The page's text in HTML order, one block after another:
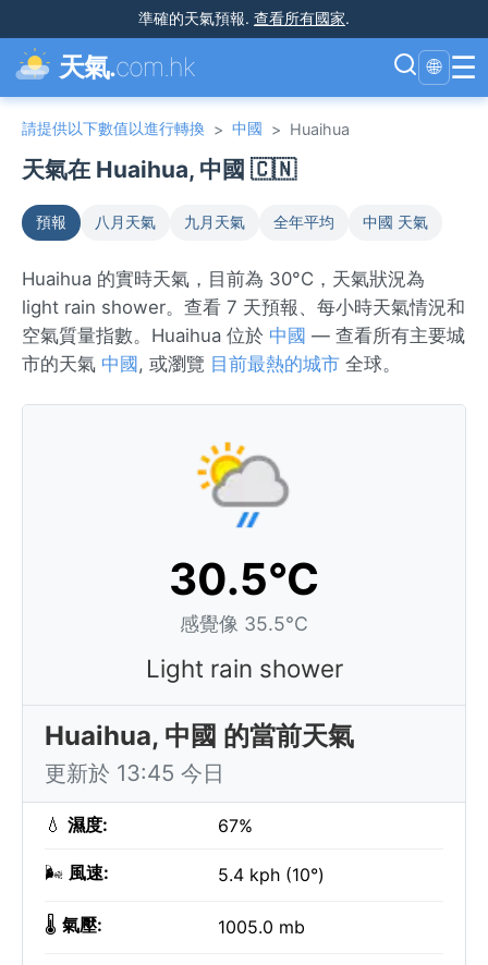
準確的天氣預報. 查看所有國家.
天氣.com.hk 🌐 ☰
請提供以下數值以進行轉換 > 中國 > Huaihua
天氣在 Huaihua, 中國 🇨🇳
預報 八月天氣 九月天氣 全年平均 中國 天氣
Huaihua 的實時天氣，目前為 30°C，天氣狀況為
light rain shower。查看 7 天預報、每小時天氣情況和
空氣質量指數。Huaihua 位於 中國 — 查看所有主要城
市的天氣 中國 , 或瀏覽 目前最熱的城市 全球。
30.5°C
感覺像 35.5°C
Light rain shower
Huaihua, 中國 的當前天氣
更新於 13:45 今日
💧 濕度: 67%
🌬️ 風速: 5.4 kph (10°)
🌡️ 氣壓: 1005.0 mb